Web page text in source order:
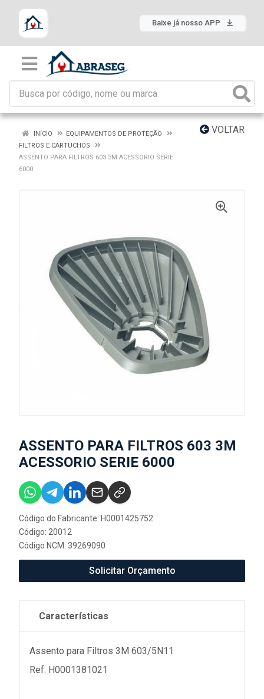
Baixe já nosso APP
VOLTAR
INÍCIO
EQUIPAMENTOS DE PROTEÇÃO
FILTROS E CARTUCHOS
ASSENTO PARA FILTROS 603 3M ACESSORIO SERIE
6000
ASSENTO PARA FILTROS 603 3M
ACESSORIO SERIE 6000
Código do Fabricante: H0001425752
Código: 20012
Código NCM: 39269090
Solicitar Orçamento
Características
Assento para Filtros 3M 603/5N11
Ref. H0001381021